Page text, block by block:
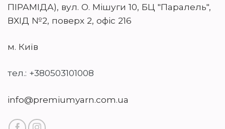
ПІРАМІДА), вул. О. Мішуги 10, БЦ "Паралель",
ВХІД №2, поверх 2, офіс 216
м. Київ
тел.: +380503101008
info@premiumyarn.com.ua